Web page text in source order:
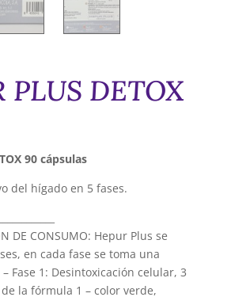
PLUS DETOX
90 cápsulas
del hígado en 5 fases.
DE CONSUMO: Hepur Plus se
en cada fase se toma una
Fase 1: Desintoxicación celular, 3
la fórmula 1 – color verde,